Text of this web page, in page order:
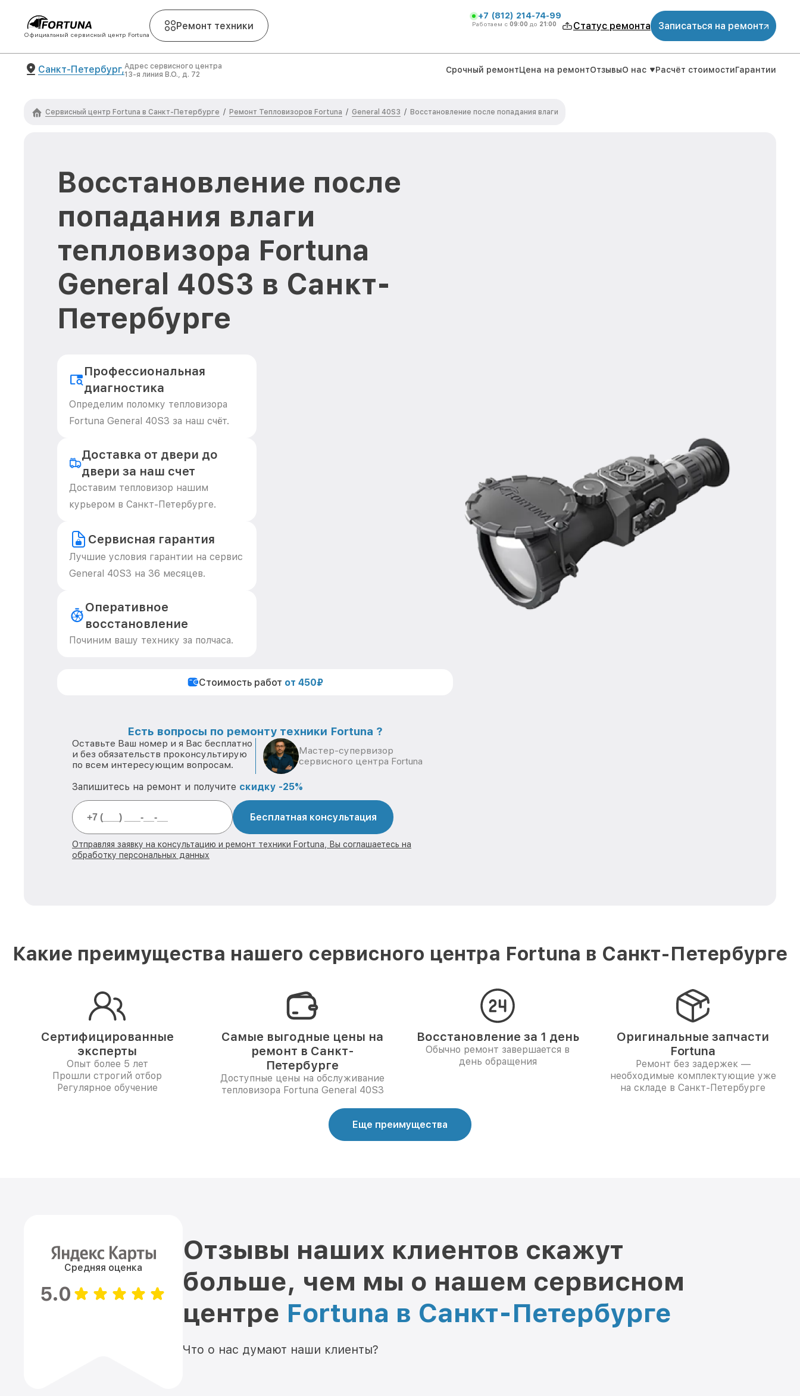
Официальный сервисный центр Fortuna
Ремонт техники
+7 (812) 214-74-99
Работаем с 09:00 до 21:00 Статус ремонта Записаться на ремонт
Санкт-Петербург,Адрес сервисного центра
13-я линия В.О., д. 72
Срочный ремонтЦена на ремонтОтзывыО нас Расчёт стоимостиГарантии
Сервисный центр Fortuna в Санкт-Петербурге / Ремонт Тепловизоров Fortuna / General 40S3 / Восстановление после попадания влаги
Восстановление после
попадания влаги
тепловизора Fortuna
General 40S3 в Санкт-
Петербурге
Профессиональная
диагностика
Определим поломку тепловизора
Fortuna General 40S3 за наш счёт.
Доставка от двери до
двери за наш счет
Доставим тепловизор нашим
курьером в Санкт-Петербурге.
Сервисная гарантия
Лучшие условия гарантии на сервис
General 40S3 на 36 месяцев.
Оперативное
восстановление
Починим вашу технику за полчаса.
Стоимость работ от 450₽
Есть вопросы по ремонту техники Fortuna ?
Оставьте Ваш номер и я Вас бесплатно
и без обязательств проконсультирую
по всем интересующим вопросам.
Мастер-супервизор
сервисного центра Fortuna
Запишитесь на ремонт и получите скидку -25%
Бесплатная консультация
Отправляя заявку на консультацию и ремонт техники Fortuna, Вы соглашаетесь на
обработку персональных данных
Какие преимущества нашего сервисного центра Fortuna в Санкт-Петербурге
Сертифицированные
эксперты
Опыт более 5 лет
Прошли строгий отбор
Регулярное обучение
Самые выгодные цены на
ремонт в Санкт-
Петербурге
Доступные цены на обслуживание
тепловизора Fortuna General 40S3
Восстановление за 1 день
Обычно ремонт завершается в
день обращения
Оригинальные запчасти
Fortuna
Ремонт без задержек —
необходимые комплектующие уже
на складе в Санкт-Петербурге
Еще преимущества
Средняя оценка
5.0
Отзывы наших клиентов скажут
больше, чем мы о нашем сервисном
центре Fortuna в Санкт-Петербурге
Что о нас думают наши клиенты?